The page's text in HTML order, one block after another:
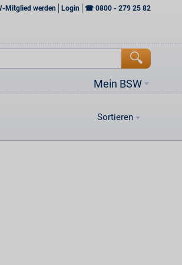
Mitglied werden Login ☎ 0800 - 279 25 82
Mein BSW
Sortieren